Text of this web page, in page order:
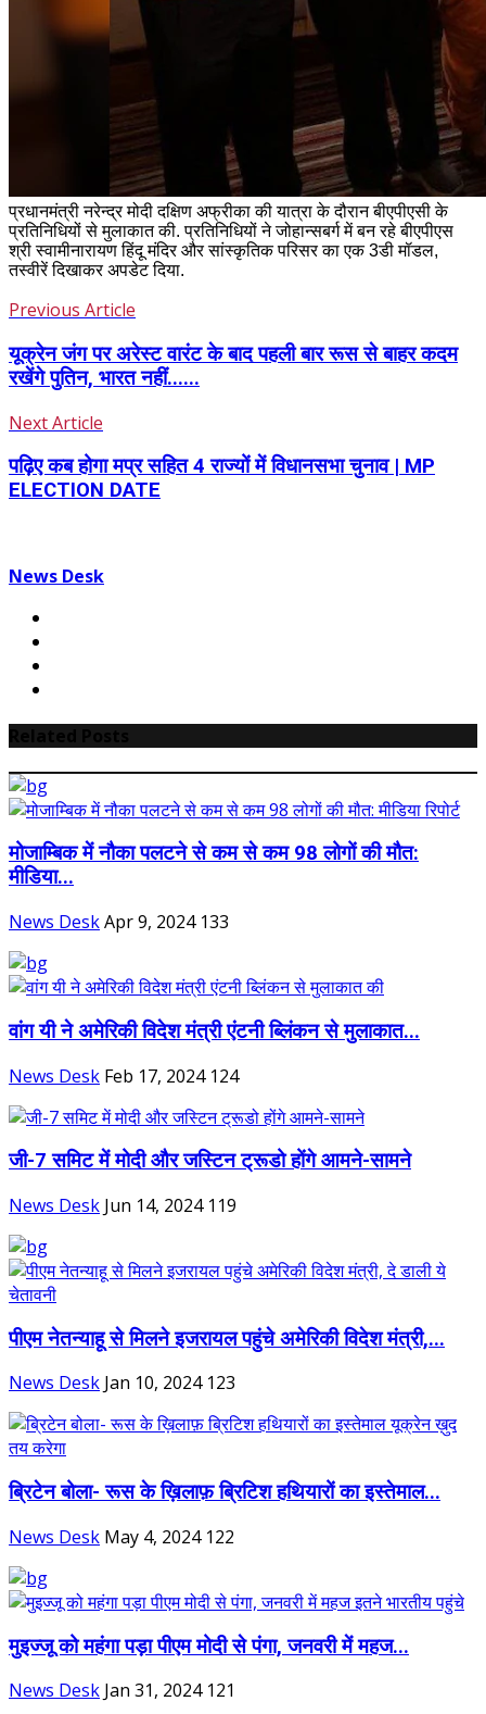
प्रधानमंत्री नरेन्‍द्र मोदी दक्षिण अफ्रीका की यात्रा के दौरान बीएपीएसी के
प्रतिनिधियों से मुलाकात की. प्रतिनिधियों ने जोहान्सबर्ग में बन रहे बीएपीएस
श्री स्वामीनारायण हिंदू मंदिर और सांस्कृतिक परिसर का एक 3डी मॉडल,
तस्वीरें दिखाकर अपडेट दिया.
Previous Article
यूक्रेन जंग पर अरेस्ट वारंट के बाद पहली बार रूस से बाहर कदम
रखेंगे पुतिन, भारत नहीं......
Next Article
पढ़िए कब होगा मप्र सहित 4 राज्यों में विधानसभा चुनाव | MP
ELECTION DATE
News Desk
मोजाम्बिक में नौका पलटने से कम से कम 98 लोगों की मौत:
मीडिया...
News DeskApr 9, 2024 133
वांग यी ने अमेरिकी विदेश मंत्री एंटनी ब्लिंकन से मुलाकात...
News Desk Feb 17, 2024 124
जी-7 समिट में मोदी और जस्टिन ट्रूडो होंगे आमने-सामने
News Desk Jun 14, 2024 119
पीएम नेतन्याहू से मिलने इजरायल पहुंचे अमेरिकी विदेश मंत्री,...
News Desk Jan 10, 2024 123
ब्रिटेन बोला- रूस के ख़िलाफ़ ब्रिटिश हथियारों का इस्तेमाल...
News Desk May 4, 2024 122
मुइज्‍जू को महंगा पड़ा पीएम मोदी से पंगा, जनवरी में महज...
News Desk Jan 31, 2024 121